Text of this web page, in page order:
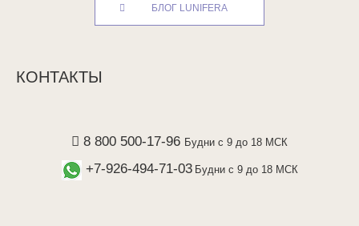
БЛОГ LUNIFERA
КОНТАКТЫ
8 800 500-17-96 Будни с 9 до 18 МСК
+7-926-494-71-03 Будни с 9 до 18 МСК